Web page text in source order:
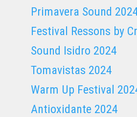
Primavera Sound
Festival Ressons by
Sound Isidro 2024
Tomavistas 2024
Warm Up Festival
Antioxidante 2024